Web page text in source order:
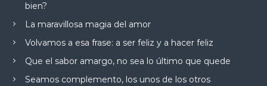
bien?
La maravillosa magia del amor
Volvamos a esa frase: a ser feliz y a hacer feliz
Que el sabor amargo, no sea lo último que quede
Seamos complemento, los unos de los otros